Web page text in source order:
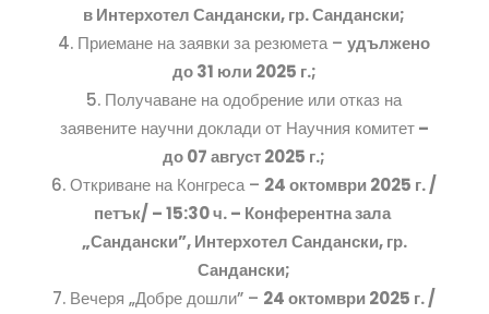
в Интерхотел Сандански, гр. Сандански;
Приемане на заявки за резюмета –удължено
до 31 юли 2025 г.;
Получаване на одобрение или отказ на
заявените научни доклади от Научния комитет–
до 07 август 2025 г.;
Откриване на Конгреса – 24 октомври 2025 г. /
петък/ – 15:30 ч. – Конферентна зала
„Сандански”, Интерхотел Сандански, гр.
Сандански;
Вечеря „Добре дошли” – 24 октомври 2025 г. /